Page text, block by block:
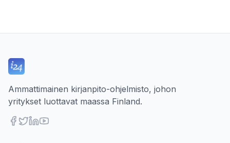
Ammattimainen kirjanpito-ohjelmisto, johon
yritykset luottavat maassa Finland.